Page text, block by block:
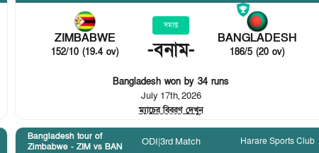
ZIMBABWE
152/10 (19.4 ov)
সমাপ্ত
-বনাম- BANGLADESH
186/5 (20 ov)
Bangladesh won by 34 runs
July 17th, 2026
ম্যাচের বিবরণ দেখুন
Bangladesh tour of
Zimbabwe - ZIM vs BAN
ODI|3rd Match Harare Sports Club